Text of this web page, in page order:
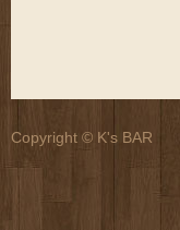
Copyright © K's BAR